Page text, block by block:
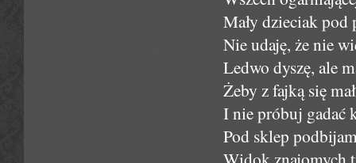
Mały dzieciak pod
Nie udaję, że nie
Ledwo dyszę, ale
Żeby z fajką się
I nie próbuj gadać
Pod sklep